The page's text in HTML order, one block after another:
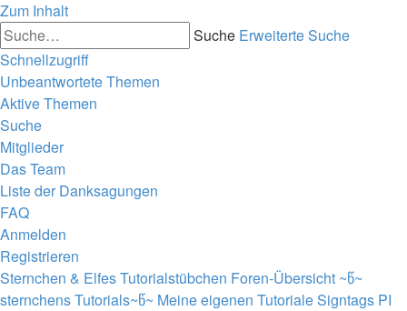
Zum Inhalt
Suche Erweiterte Suche
Schnellzugriff
Unbeantwortete Themen
Aktive Themen
Suche
Mitglieder
Das Team
Liste der Danksagungen
FAQ
Anmelden
Registrieren
Sternchen & Elfes Tutorialstübchen Foren-Übersicht ~წ~
sternchens Tutorials~წ~ Meine eigenen TutorialeSigntags PI